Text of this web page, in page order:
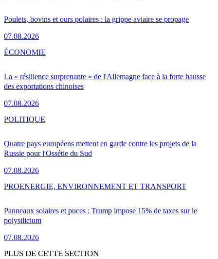
Poulets, bovins et ours polaires : la grippe aviaire se propage
07.08.2026
La « résilience surprenante » de l'Allemagne face à la forte hausse
des exportations chinoises
07.08.2026
ÉCONOMIE
Quatre pays européens mettent en garde contre les projets de la
Russie pour l'Ossétie du Sud
07.08.2026
POLITIQUE
Panneaux solaires et puces : Trump impose 15% de taxes sur le
polysilicium
07.08.2026
PROENERGIE, ENVIRONNEMENT ET TRANSPORT
PLUS DE CETTE SECTION